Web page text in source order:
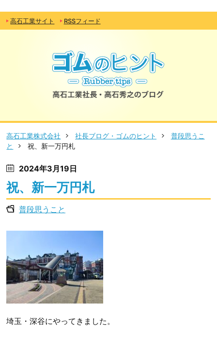
高石工業サイト RSSフィード
高石工業株式会社 社長ブログ・ゴムのヒント
普段思うこ
と
祝、新一万円札
2024年3月19日
祝、新一万円札
普段思うこと
埼玉・深谷にやってきました。